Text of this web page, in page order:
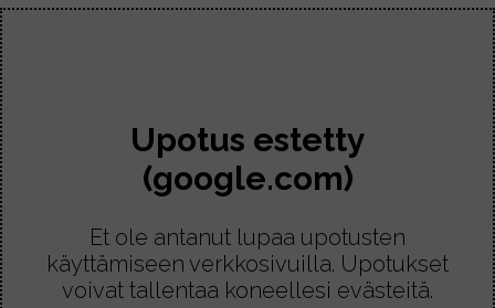
Upotus estetty
(google.com)
Et ole antanut lupaa upotusten
käyttämiseen verkkosivuilla. Upotukset
voivat tallentaa koneellesi evästeitä.